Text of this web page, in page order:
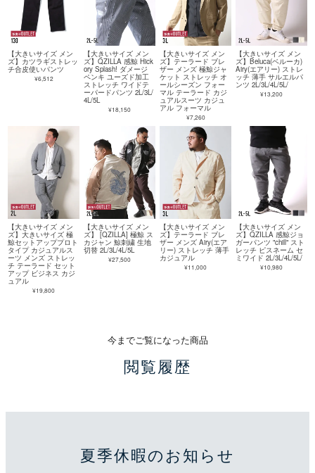
【大きいサイズ メン
ズ】カツラギストレッ
チ合皮使いパンツ
¥6,512
【大きいサイズ メン
ズ】QZILLA 感鯨 Hick
ory Splash! ダメージ
ペンキ ユーズド加工
ストレッチ ワイドテ
ーパードパンツ 2L/3L/
4L/5L
¥18,150
【大きいサイズ メン
ズ】テーラード ブレ
ザー メンズ 極鯨ジャ
ケット ストレッチ オ
ールシーズン フォー
マル テーラード カジ
ュアルスーツ カジュ
アル フォーマル
¥7,260
【大きいサイズ メン
ズ】Beluca(ベルーカ)
Airy(エアリー) ストレ
ッチ 薄手 サルエルパ
ンツ 2L/3L/4L/5L/
¥13,200
【大きいサイズ メン
ズ】大きいサイズ 極
鯨セットアッププロト
タイプ カジュアルス
ーツ メンズ ストレッ
チ テーラード セット
アップ ビジネス カジ
ュアル
¥19,800
【大きいサイズ メン
ズ】 [QZILLA] 極鯨 ス
カジャン 鯨刺繍 生地
切替 2L/3L/4L/5L
¥27,500
【大きいサイズ メン
ズ】テーラード ブレ
ザー メンズ Airy(エア
リー) ストレッチ 薄手
カジュアル
¥11,000
【大きいサイズ メン
ズ】QZILLA 感鯨ジョ
ガーパンツ "chill" スト
レッチ ピスネーム セ
ミワイド 2L/3L/4L/5L/
¥10,980
今までご覧になった商品
閲覧履歴
夏季休暇のお知らせ